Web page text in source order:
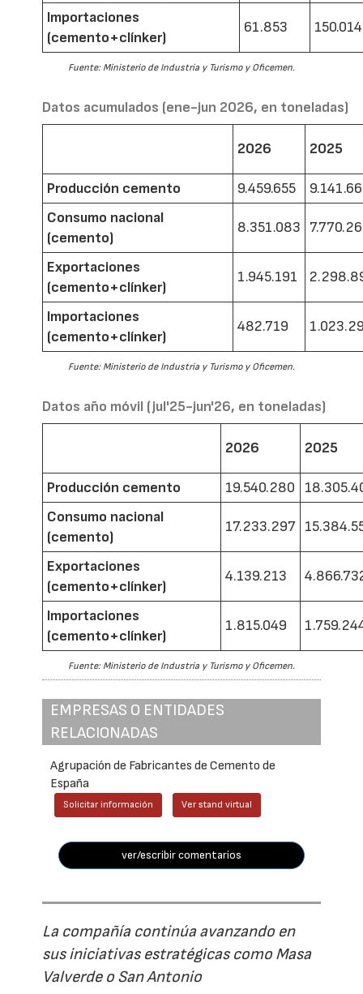
Importaciones
(cemento+clínker)
61.853 150.014
Fuente: Ministerio de Industria y Turismo y Oficemen.
Datos acumulados (ene-jun 2026, en toneladas)
2026 2025
Producción cemento 9.459.655
Consumo nacional
(cemento)
8.351.083
Exportaciones
(cemento+clínker)
1.945.191
Importaciones
(cemento+clínker)
482.719
Fuente: Ministerio de Industria y Turismo y Oficemen.
Datos año móvil (jul'25-jun'26, en toneladas)
2026 2025
Producción cemento 19.540.280
Consumo nacional
(cemento)
17.233.297
Exportaciones
(cemento+clínker)
4.139.213
Importaciones
(cemento+clínker)
1.815.049
Fuente: Ministerio de Industria y Turismo y Oficemen.
EMPRESAS O ENTIDADES
RELACIONADAS
Agrupación de Fabricantes de Cemento de
España
Solicitar información Ver stand virtual
ver/escribir comentarios
La compañía continúa avanzando en
sus iniciativas estratégicas como Masa
Valverde o San Antonio